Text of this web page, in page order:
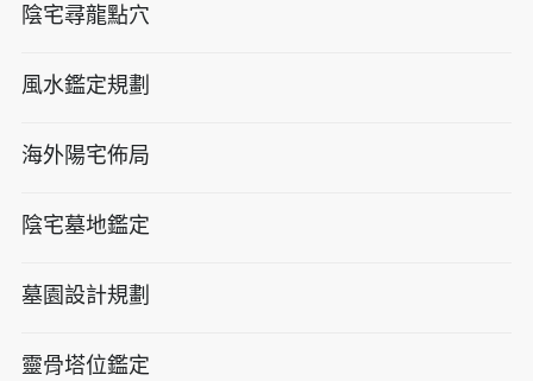
陰宅尋龍點穴
風水鑑定規劃
海外陽宅佈局
陰宅墓地鑑定
墓園設計規劃
靈骨塔位鑑定